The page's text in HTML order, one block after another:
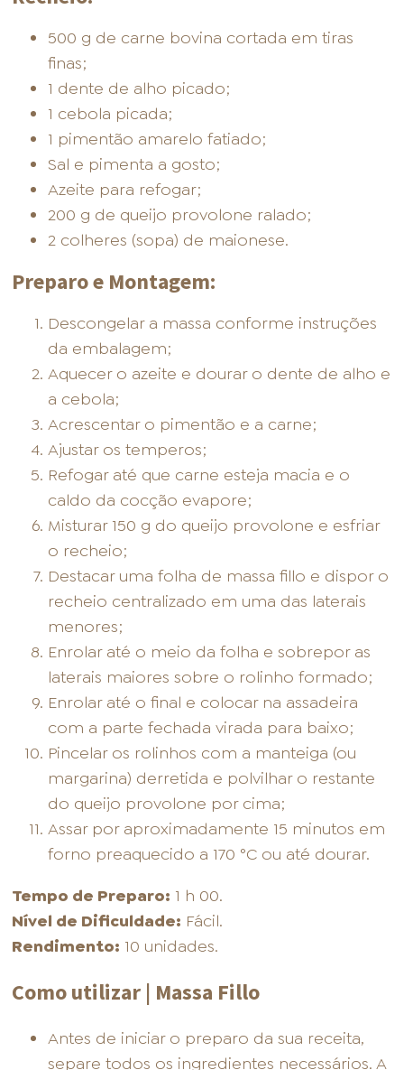
500 g de carne bovina cortada em tiras
finas;
1 dente de alho picado;
1 cebola picada;
1 pimentão amarelo fatiado;
Sal e pimenta a gosto;
Azeite para refogar;
200 g de queijo provolone ralado;
2 colheres (sopa) de maionese.
Preparo e Montagem:
Descongelar a massa conforme instruções
da embalagem;
Aquecer o azeite e dourar o dente de alho e
a cebola;
Acrescentar o pimentão e a carne;
Ajustar os temperos;
Refogar até que carne esteja macia e o
caldo da cocção evapore;
Misturar 150 g do queijo provolone e esfriar
o recheio;
Destacar uma folha de massa fillo e dispor o
recheio centralizado em uma das laterais
menores;
Enrolar até o meio da folha e sobrepor as
laterais maiores sobre o rolinho formado;
Enrolar até o final e colocar na assadeira
com a parte fechada virada para baixo;
Pincelar os rolinhos com a manteiga (ou
margarina) derretida e polvilhar o restante
do queijo provolone por cima;
Assar por aproximadamente 15 minutos em
forno preaquecido a 170 °C ou até dourar.
Tempo de Preparo: 1 h 00.
Nível de Dificuldade: Fácil.
Rendimento: 10 unidades.
Como utilizar | Massa Fillo
Antes de iniciar o preparo da sua receita,
separe todos os ingredientes necessários. A